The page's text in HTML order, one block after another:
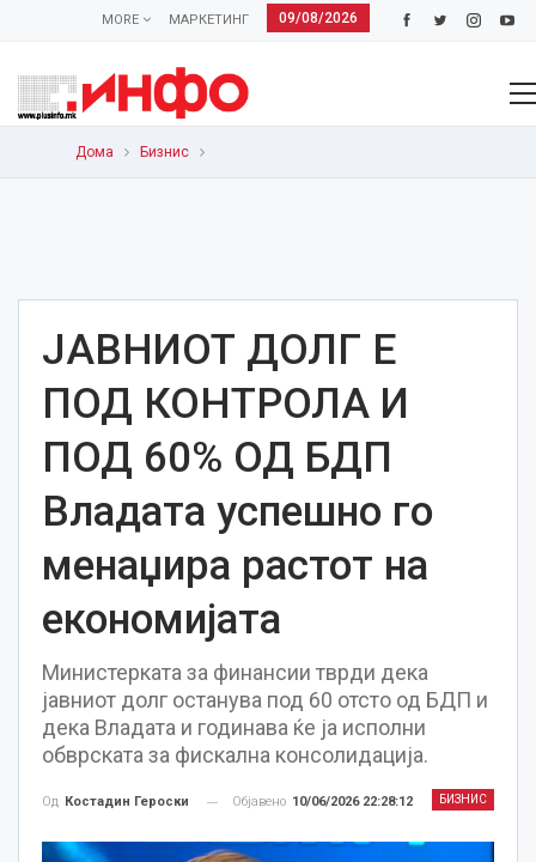
09/08/2026
МАРКЕТИНГ
MORE
Дома Бизнис
ЈАВНИОТ ДОЛГ Е
ПОД КОНТРОЛА И
ПОД 60% ОД БДП
Владата успешно го
менаџира растот на
економијата
Министерката за финансии тврди дека
јавниот долг останува под 60 отсто од БДП и
дека Владата и годинава ќе ја исполни
обврската за фискална консолидација.
БИЗНИС
Од Костадин Героски Објавено 10/06/2026 22:28:12